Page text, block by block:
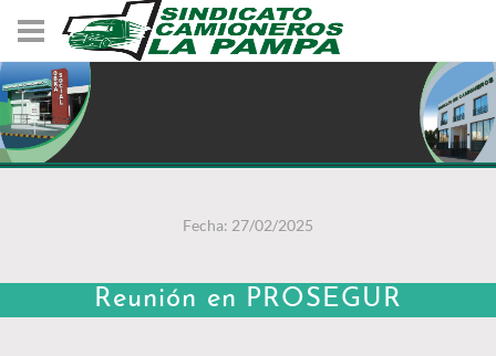
Fecha: 27/02/2025
Reunión en PROSEGUR